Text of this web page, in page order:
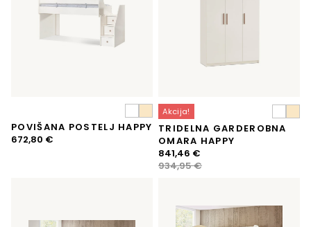
POVIŠANA POSTELJ HAPPY
672,80 €
Akcija!
TRIDELNA GARDEROBNA
OMARA HAPPY
934,95€
Izvirna
cena
934,95 €.
841,46 €
Trenutna
cena